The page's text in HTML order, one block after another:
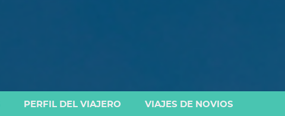
PERFIL DEL VIAJERO VIAJES DE NOVIOS